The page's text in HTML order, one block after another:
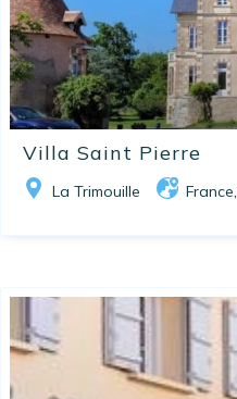
Villa Saint Pierre
La Trimouille France,